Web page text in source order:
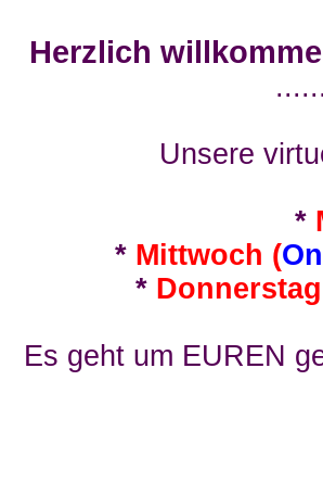
Herzlich
Unsere
*
* Mittwoch (
*
Es geht um EUREN